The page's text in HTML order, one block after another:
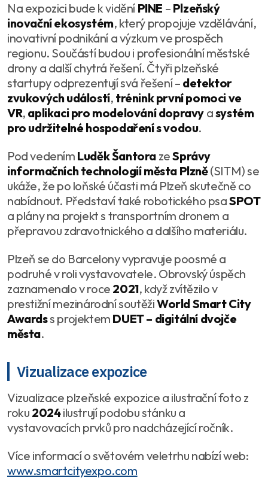
Na expozici bude k vidění PINE – Plzeňský
inovační ekosystém, který propojuje vzdělávání,
inovativní podnikání a výzkum ve prospěch
regionu. Součástí budou i profesionální městské
drony a další chytrá řešení. Čtyři plzeňské
startupy odprezentují svá řešení – detektor
zvukových událostí, trénink první pomoci ve
VR, aplikaci pro modelování dopravy asystém
pro udržitelné hospodaření s vodou.
Pod vedením Luděk Šantora zeSprávy
informačních technologií města Plzně(SITM) se
ukáže, že po loňské účasti má Plzeň skutečně co
nabídnout. Představí také robotického psaSPOT
a plány na projekt s transportním dronem a
přepravou zdravotnického a dalšího materiálu.
Plzeň se do Barcelony vypravuje poosmé a
podruhé v roli vystavovatele. Obrovský úspěch
zaznamenalo v roce 2021, když zvítězilo v
prestižní mezinárodní soutěžiWorld Smart City
Awardss projektem DUET – digitální dvojče
města.
Vizualizace expozice
Vizualizace plzeňské expozice a ilustrační foto z
roku 2024ilustrují podobu stánku a
vystavovacích prvků pro nadcházející ročník.
Více informací o světovém veletrhu nabízí web:
www.smartcityexpo.com